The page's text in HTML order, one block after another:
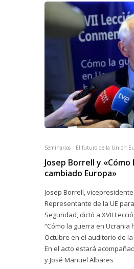
Seminarios El futuro de la Unión
Josep Borrell y
cambiado Europa»
Josep Borrell,
Representante de la UE
Seguridad, dictó a XVII
“Cómo la guerra en Ucrania
Octubre en el auditorio de
En el acto estará
y José Manuel Albares